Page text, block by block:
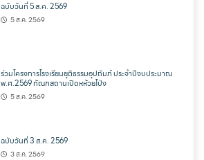
ฉบับวันที่ 5 ส.ค. 2569
5 ส.ค. 2569
ร่วมโครงการโรงเรียนยุติธรรมอุปถัมภ์ ประจำปีงบประมาณ
พ.ศ.2569 ทัณฑสถานเปิดหห้วยโป่ง
5 ส.ค. 2569
ฉบับวันที่ 3 ส.ค. 2569
3 ส.ค. 2569